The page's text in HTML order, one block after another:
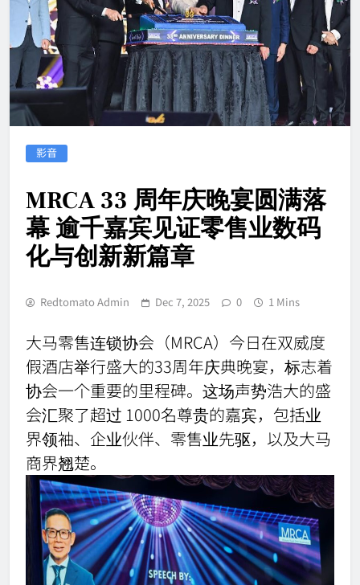
影音
MRCA 33 周年庆晚宴圆满落
幕 逾千嘉宾见证零售业数码
化与创新新篇章
Redtomato Admin Dec 7, 2025 0 1 Mins
大马零售连锁协会（MRCA）今日在双威度
假酒店举行盛大的33周年庆典晚宴，标志着
协会一个重要的里程碑。这场声势浩大的盛
会汇聚了超过 1000名尊贵的嘉宾，包括业
界领袖、企业伙伴、零售业先驱，以及大马
商界翘楚。